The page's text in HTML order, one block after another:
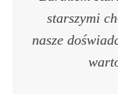
starszymi
nasze